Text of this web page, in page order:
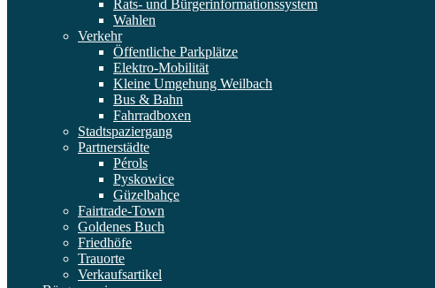
Rats- und Bürgerinformationssystem
Wahlen
Verkehr
Öffentliche Parkplätze
Elektro-Mobilität
Kleine Umgehung Weilbach
Bus & Bahn
Fahrradboxen
Stadtspaziergang
Partnerstädte
Pérols
Pyskowice
Güzelbahçe
Fairtrade-Town
Goldenes Buch
Friedhöfe
Trauorte
Verkaufsartikel